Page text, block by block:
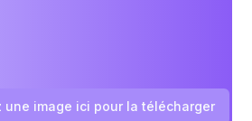
une image ici pour la télécharger